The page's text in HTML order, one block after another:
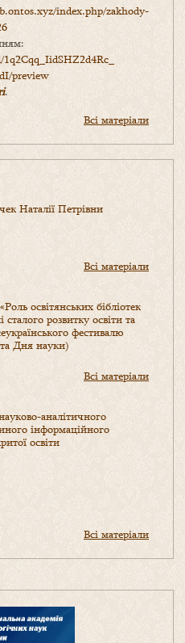
index.php/zakhody-
1q2Cqq_IidSHZ2d4Rc_
preview
.
Всі матеріали
Наталії Петрівни
Всі матеріали
освітянських бібліотек
сталого розвитку освіти та
фестивалю
Дня науки)
Всі матеріали
аналітичного
інформаційного
освіти
Всі матеріали